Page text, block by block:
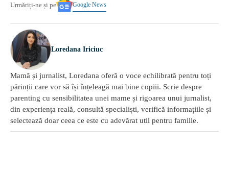
Urmăriți-ne și pe Google News
Loredana Iriciuc
Mamă și jurnalist, Loredana oferă o voce echilibrată pentru toți
părinții care vor să își înțeleagă mai bine copiii. Scrie despre
parenting cu sensibilitatea unei mame și rigoarea unui jurnalist,
din experiența reală, consultă specialiști, verifică informațiile și
selectează doar ceea ce este cu adevărat util pentru familie.